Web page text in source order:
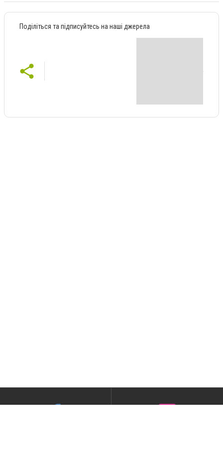
Поділіться та підписуйтесь на наші джерела